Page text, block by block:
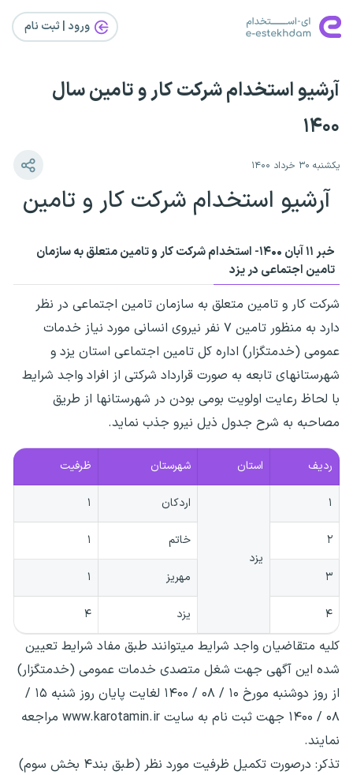
ورود | ثبت‌ نام
آرشیو استخدام شرکت کار و تامین سال
۱۴۰۰
یکشنبه ۳۰ خرداد ۱۴۰۰
آرشیو استخدام شرکت کار و تامین
خبر ۱۱ آبان ۱۴۰۰- استخدام شرکت کار و تامین متعلق به سازمان
تامین اجتماعی در یزد
شرکت کار و تامین متعلق به سازمان تامین اجتماعی در نظر
دارد به منظور تامین ۷ نفر نیروی انسانی مورد نیاز خدمات
عمومی (خدمتگزار) اداره کل تامین اجتماعی استان یزد و
شهرستان‎های تابعه به صورت قرارداد شرکتی از افراد واجد شرایط
با لحاظ رعایت اولویت بومی بودن در شهرستان‎ها از طریق
مصاحبه به شرح جدول ذیل نیرو جذب نماید.
ردیف استان شهرستان ظرفیت
۱
یزد
اردکان ۱
۲ خاتم ۱
۳ مهریز ۱
۴ یزد ۴
کلیه متقاضیان واجد شرایط می‏توانند طبق مفاد شرایط تعیین
شده این آگهی جهت شغل متصدی خدمات عمومی (خدمتگزار)
از روز دوشنبه مورخ ۱۰ / ۰۸ / ۱۴۰۰ لغایت پایان روز شنبه ۱۵ /
۰۸ / ۱۴۰۰ جهت ثبت نام به سایت www.karotamin.ir مراجعه
نمایند.
تذکر: درصورت تکمیل ظرفیت مورد نظر (طبق بند۴ بخش سوم)